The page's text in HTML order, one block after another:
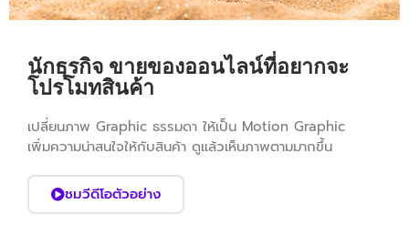
นักธุรกิจ ขายของออนไลน์ที่อยากจะ
โปรโมทสินค้า
เปลี่ยนภาพ Graphic ธรรมดา ให้เป็น Motion Graphic
เพิ่มความน่าสนใจให้กับสินค้า ดูแล้วเห็นภาพตามมากขึ้น
ชมวีดีโอตัวอย่าง